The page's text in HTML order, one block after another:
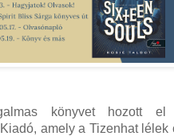
könyvet hozott
amely a Tizenhat lélek